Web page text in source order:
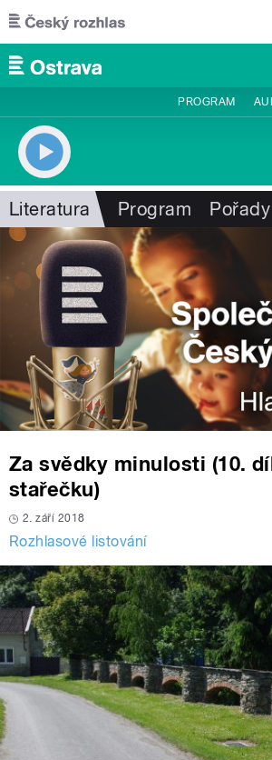
Přejít k hlavnímu obsahu
PROGRAM
Literatura Program Pořady
Za svědky minulosti (10.
stařečku)
2. září 2018
Rozhlasové listování